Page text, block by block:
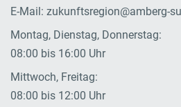
E-Mail: zukunftsregion@amberg-
Montag, Dienstag, Donnerstag:
08:00 bis 16:00 Uhr
Mittwoch, Freitag:
08:00 bis 12:00 Uhr